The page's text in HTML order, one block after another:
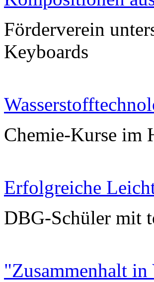
Förderverein
Keyboards
Chemie-Kurse im
Erfolgreiche
DBG-Schüler mit
"Zusammenhalt